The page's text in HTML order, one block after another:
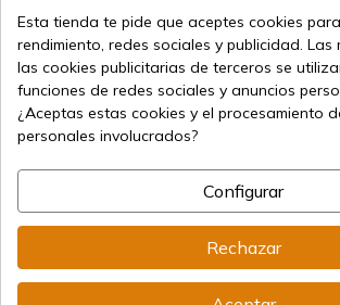
Envíos internacionales
info@aceros-de-hispania.com
(+34)978 877 088
Esta tienda te pide que aceptes cookies
rendimiento, redes sociales y publicidad. Las
las cookies publicitarias de terceros se
funciones de redes sociales y anuncios
¿Aceptas estas cookies y el procesamiento
personales involucrados?
Configurar
Rechazar